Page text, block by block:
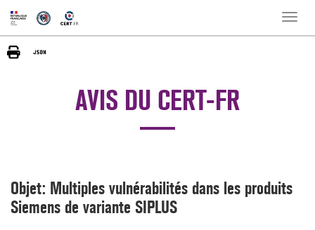
Toggle
AVIS DU CERT-FR
Objet: Multiples vulnérabilités dans les produits
Siemens de variante SIPLUS